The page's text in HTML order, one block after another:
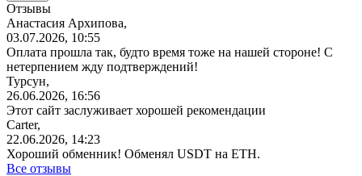
Отзывы
Анастасия Архипова,
03.07.2026, 10:55
Оплата прошла так, будто время тоже на нашей стороне! С
нетерпением жду подтверждений!
Турсун,
26.06.2026, 16:56
Этот сайт заслуживает хорошей рекомендации
Carter,
22.06.2026, 14:23
Хороший обменник! Обменял USDT на ETH.
Все отзывы